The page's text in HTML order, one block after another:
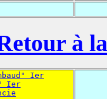
à
Ier
Ier